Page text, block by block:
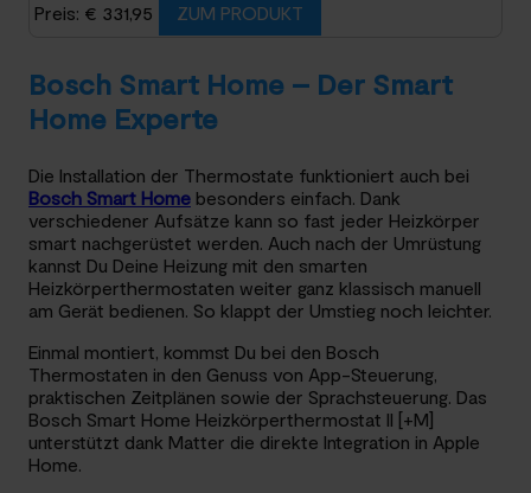
Preis: € 331,95
ZUM PRODUKT
Bosch Smart Home – Der Smart
Home Experte
Die Installation der Thermostate funktioniert auch bei
Bosch Smart Home besonders einfach. Dank
verschiedener Aufsätze kann so fast jeder Heizkörper
smart nachgerüstet werden. Auch nach der Umrüstung
kannst Du Deine Heizung mit den smarten
Heizkörperthermostaten weiter ganz klassisch manuell
am Gerät bedienen. So klappt der Umstieg noch leichter.
Einmal montiert, kommst Du bei den Bosch
Thermostaten in den Genuss von App-Steuerung,
praktischen Zeitplänen sowie der Sprachsteuerung. Das
Bosch Smart Home Heizkörperthermostat II [+M]
unterstützt dank Matter die direkte Integration in Apple
Home.